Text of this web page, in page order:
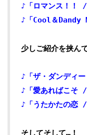
♪「ロマンス！！ /
♪「Cool＆Dandy
少しご紹介を挟ん
♪「ザ・ダンディ
♪「愛あればこそ /
♪「うたかたの恋 /
そしてそして…！